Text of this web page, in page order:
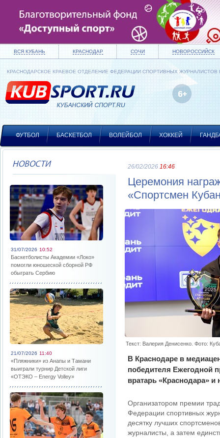
ВСЯ КУБАНЬ КРАСНОДАР СОЧИ НОВОРОССИЙСК
КРАСНОДАРСКОЕ КРАЕВОЕ ОТДЕЛЕНИЕ ФЕДЕРАЦИИ СПОРТИВНЫХ ЖУРНАЛИСТОВ
ФУТБОЛ БАСКЕТБОЛ ВОЛЕЙБОЛ ХОККЕЙ
НОВОСТИ
31/07/2026 10:52
Баскетболисты Академии «Локо»
помогли юношеской сборной РФ
обыграть Сербию
21/07/2026 11:40
«Пляжники» из Анапы и Тамани
выиграли турнир Детской лиги
«ОТЭКО – Energy Volley»
26/02/2026 16:46
Церемония
«Спортсмен
Текст: Валерия Денисенко. Фото:
В Краснодаре в
победителя Ежегодной
вратарь «Краснодара»
Организатором премии
Федерации спортивных
десятку лучших
журналисты, а затем